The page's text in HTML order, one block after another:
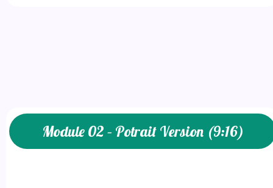
Module 02 – Potrait Version (9:16)